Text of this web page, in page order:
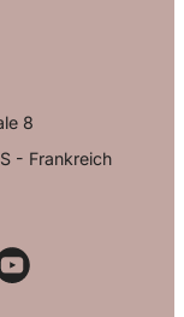
8
- Frankreich